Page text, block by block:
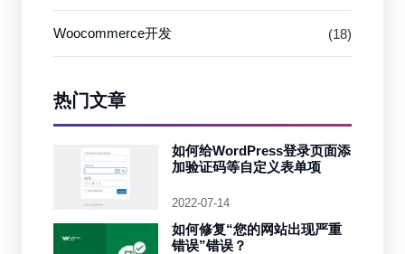
Woocommerce开发 (18)
热门文章
如何给WordPress登录页面添
加验证码等自定义表单项
2022-07-14
如何修复“您的网站出现严重
错误”错误？